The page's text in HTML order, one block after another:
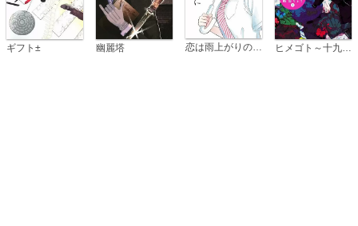
ギフト± 幽麗塔 恋は雨上がりのように